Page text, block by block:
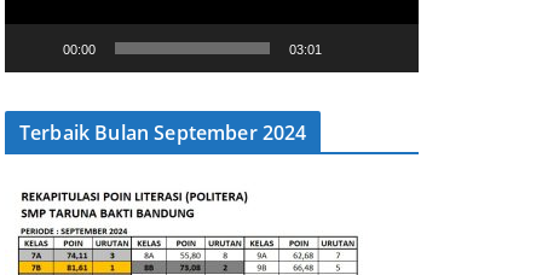
r
00:00 03:01
Terbaik Bulan September 2024